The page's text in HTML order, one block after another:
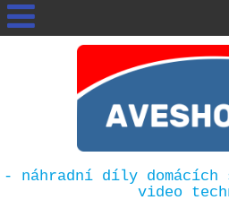
- náhradní díly
video